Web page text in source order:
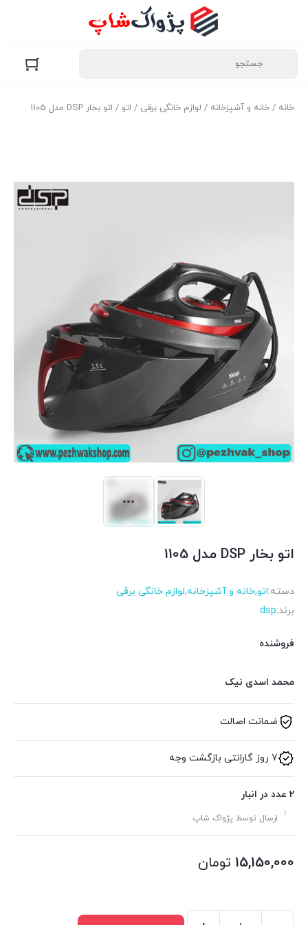
خانه / خانه و آشپزخانه / لوازم خانگی برقی / اتو / اتو بخار DSP مدل 1105
اتو بخار DSP مدل 1105
دسته:اتو,خانه و آشپزخانه,لوازم خانگی برقی
برند:dsp
فروشنده
محمد اسدی نیک
ضمانت اصالت
7 روز گارانتی بازگشت وجه
2 عدد در انبار
ارسال توسط پژواک شاپ
15,150,000 تومان